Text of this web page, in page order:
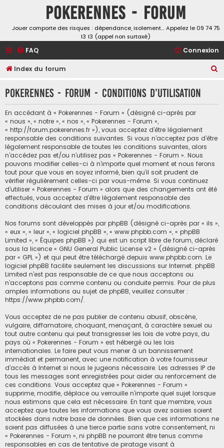
Pokerennes - Forum
Jouer comporte des risques : dépendance, isolement… Appelez le 09 74 75
13 13 (appel non surtaxé)
FAQ Connexion
Index du forum
h
Pokerennes - Forum - Conditions d’utilisation
En accédant à « Pokerennes - Forum » (désigné ci-après par
« nous », « notre », « nos », « Pokerennes - Forum »,
« http://forum.pokerennes.fr »), vous acceptez d’être légalement
responsable des conditions suivantes. Si vous n’acceptez pas d’être
légalement responsable de toutes les conditions suivantes, alors
n’accédez pas et/ou n’utilisez pas « Pokerennes - Forum ». Nous
pouvons modifier celles-ci à n’importe quel moment et nous ferons
tout pour que vous en soyez informé, bien qu’il soit prudent de
vérifier régulièrement celles-ci par vous-même. Si vous continuez
d’utiliser « Pokerennes - Forum » alors que des changements ont été
effectués, vous acceptez d’être légalement responsable des
conditions découlant des mises à jour et/ou modifications.
Nos forums sont développés par phpBB (désigné ci-après par « ils »,
« eux », « leur », « logiciel phpBB », « www.phpbb.com », « phpBB
Limited », « Équipes phpBB ») qui est un script libre de forum, déclaré
sous la licence « GNU General Public License v2 » (désigné ci-après
par « GPL ») et qui peut être téléchargé depuis www.phpbb.com. Le
logiciel phpBB facilite seulement les discussions sur Internet. phpBB
Limited n’est pas responsable de ce que nous acceptons ou
n’acceptons pas comme contenu ou conduite permis. Pour de plus
amples informations au sujet de phpBB, veuillez consulter :
https://www.phpbb.com/.
Vous acceptez de ne pas publier de contenu abusif, obscène,
vulgaire, diffamatoire, choquant, menaçant, à caractère sexuel ou
tout autre contenu qui peut transgresser les lois de votre pays, du
pays où « Pokerennes - Forum » est hébergé ou les lois
internationales. Le faire peut vous mener à un bannissement
immédiat et permanent, avec une notification à votre fournisseur
d’accès à Internet si nous le jugeons nécessaire. Les adresses IP de
tous les messages sont enregistrées pour aider au renforcement de
ces conditions. Vous acceptez que « Pokerennes - Forum »
supprime, modifie, déplace ou verrouille n’importe quel sujet lorsque
nous estimons que cela est nécessaire. En tant que membre, vous
acceptez que toutes les informations que vous avez saisies soient
stockées dans notre base de données. Bien que ces informations ne
soient pas diffusées à une tierce partie sans votre consentement, ni
« Pokerennes - Forum », ni phpBB ne pourront être tenus comme
responsables en cas de tentative de piratage visant à